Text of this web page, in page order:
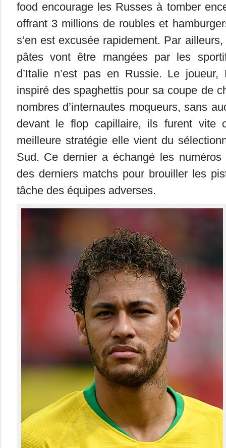
food encourage les Russes à tomber
offrant 3 millions de roubles et
s’en est excusée rapidement. Par
pâtes vont être mangées par les
d’Italie n’est pas en Russie. Le joueur,
inspiré des spaghettis pour sa coupe de
nombres d’internautes moqueurs, sans
devant le flop capillaire, ils furent vite
meilleure stratégie elle vient du
Sud. Ce dernier a échangé les
des derniers matchs pour brouiller les
tâche des équipes adverses.